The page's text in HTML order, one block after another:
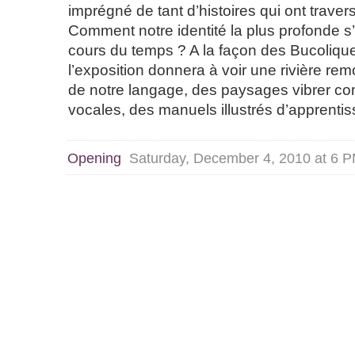
imprégné de tant d’histoires qui ont
Comment notre identité la plus profonde
cours du temps ? A la façon des
l’exposition donnera à voir une rivière
de notre langage, des paysages vibrer
vocales, des manuels illustrés
Opening Saturday, December 4, 2010 at 6